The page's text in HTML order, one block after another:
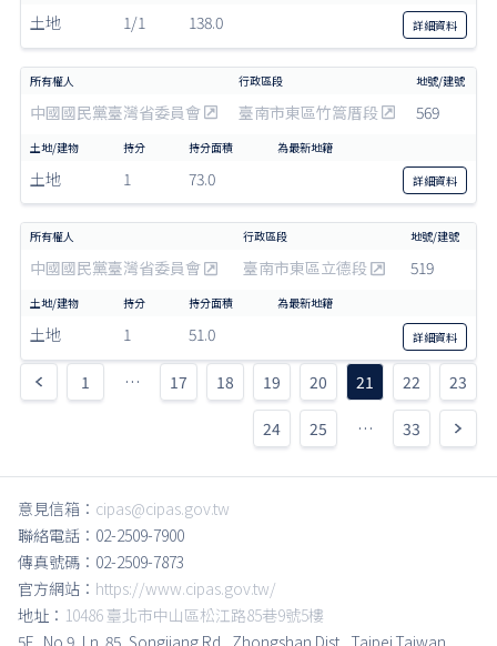
土地 1/1 138.0 詳細資料
中國國民黨臺灣省委員會 臺南市東區竹篙厝段 569
土地 1 73.0 詳細資料
中國國民黨臺灣省委員會 臺南市東區立德段 519
土地 1 51.0 詳細資料
1 … 17 18 19 20 21 22 23
24 25 … 33
意見信箱： cipas@cipas.gov.tw
聯絡電話：02-2509-7900
傳真號碼：02-2509-7873
官方網站： https://www.cipas.gov.tw/
地址： 10486 臺北市中山區松江路85巷9號5樓
5F., No.9, Ln. 85, Songjiang Rd., Zhongshan Dist., Taipei,Taiwan,